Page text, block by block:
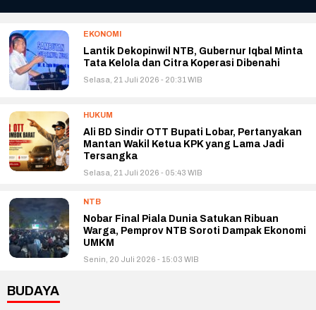
EKONOMI
Lantik Dekopinwil NTB, Gubernur Iqbal Minta
Tata Kelola dan Citra Koperasi Dibenahi
Selasa, 21 Juli 2026 - 20:31 WIB
HUKUM
Ali BD Sindir OTT Bupati Lobar, Pertanyakan
Mantan Wakil Ketua KPK yang Lama Jadi
Tersangka
Selasa, 21 Juli 2026 - 05:43 WIB
NTB
Nobar Final Piala Dunia Satukan Ribuan
Warga, Pemprov NTB Soroti Dampak Ekonomi
UMKM
Senin, 20 Juli 2026 - 15:03 WIB
BUDAYA